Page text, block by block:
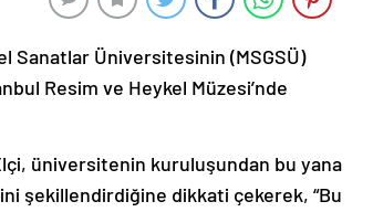
Sanatlar Üniversitesinin (MSGSÜ)
Resim ve Heykel Müzesi’nde
üniversitenin kuruluşundan bu yana
şekillendirdiğine dikkati çekerek, “Bu